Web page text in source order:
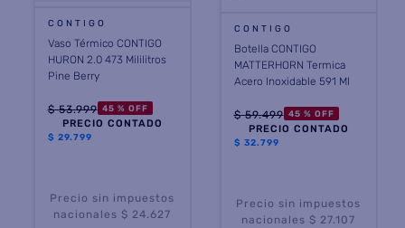
CONTIGO
Vaso Térmico CONTIGO
HURON 2.0 473 Mililitros
Pine Berry
$ 53.999 45 % OFF
PRECIO CONTADO
$ 29.799
Precio sin impuestos
nacionales $ 24.627
CONTIGO
Botella CONTIGO
MATTERHORN Termica
Acero Inoxidable 591 Ml
$ 59.499 45 % OFF
PRECIO CONTADO
$ 32.799
Precio sin impuestos
nacionales $ 27.107